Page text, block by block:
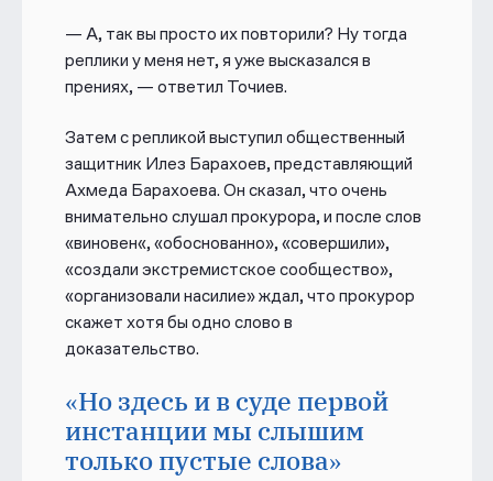
— А, так вы просто их повторили? Ну тогда
реплики у меня нет, я уже высказался в
прениях, — ответил Точиев.
Затем с репликой выступил общественный
защитник Илез Барахоев, представляющий
Ахмеда Барахоева. Он сказал, что очень
внимательно слушал прокурора, и после слов
«виновен«, «обоснованно», «совершили»,
«создали экстремистское сообщество»,
«организовали насилие» ждал, что прокурор
скажет хотя бы одно слово в
доказательство.
«Но здесь и в суде первой
инстанции мы слышим
только пустые слова»